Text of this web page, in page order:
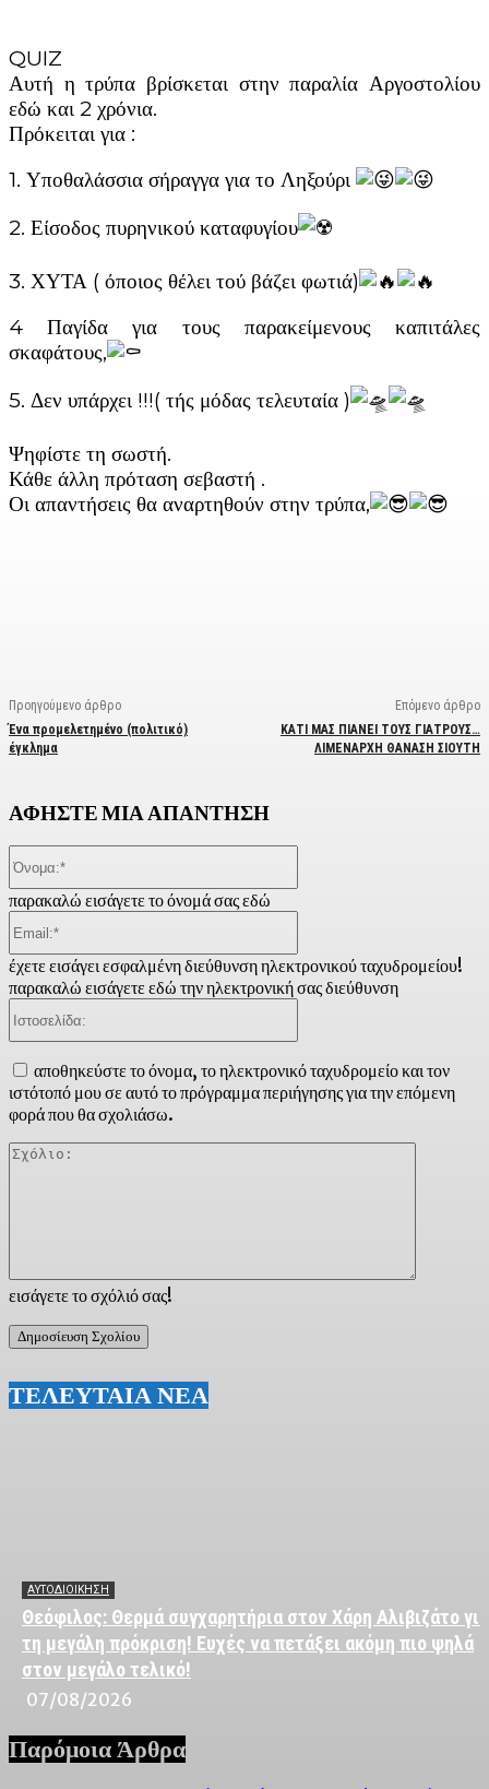
QUIZ
Αυτή η τρύπα βρίσκεται στην παραλία Αργοστολίου
εδώ και 2 χρόνια.
Πρόκειται για :
1. Υποθαλάσσια σήραγγα για το Ληξούρι
2. Είσοδος πυρηνικού καταφυγίου
3. ΧΥΤΑ ( όποιος θέλει τού βάζει φωτιά)
4 Παγίδα για τους παρακείμενους καπιτάλες
σκαφάτους,
5. Δεν υπάρχει !!!( τής μόδας τελευταία )
Ψηφίστε τη σωστή.
Κάθε άλλη πρόταση σεβαστή .
Οι απαντήσεις θα αναρτηθούν στην τρύπα,
Προηγούμενο άρθρο
Ένα προμελετημένο (πολιτικό)
έγκλημα
Επόμενο άρθρο
ΚΑΤΙ ΜΑΣ ΠΙΑΝΕΙ ΤΟΥΣ ΓΙΑΤΡΟΥΣ…
ΛΙΜΕΝΑΡΧΗ ΘΑΝΑΣΗ ΣΙΟΥΤΗ
ΑΦΗΣΤΕ ΜΙΑ ΑΠΑΝΤΗΣΗ
εισάγετε το σχόλιό σας!
παρακαλώ εισάγετε το όνομά σας εδώ
έχετε εισάγει εσφαλμένη διεύθυνση ηλεκτρονικού ταχυδρομείου!
παρακαλώ εισάγετε εδώ την ηλεκτρονική σας διεύθυνση
αποθηκεύστε το όνομα, το ηλεκτρονικό ταχυδρομείο και τον
ιστότοπό μου σε αυτό το πρόγραμμα περιήγησης για την επόμενη
φορά που θα σχολιάσω.
ΤΕΛΕΥΤΑΙΑ ΝΕΑ
ΑΥΤΟΔΙΟΙΚΗΣΗ
Θεόφιλος: Θερμά συγχαρητήρια στον Χάρη Αλιβιζάτο για
τη μεγάλη πρόκριση! Ευχές να πετάξει ακόμη πιο ψηλά
στον μεγάλο τελικό!
07/08/2026
Παρόμοια Άρθρα